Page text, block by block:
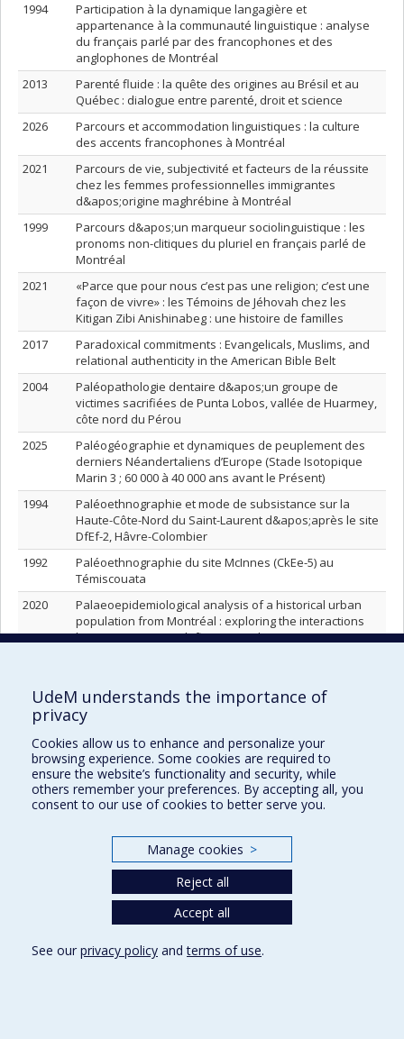
1994
Participation à la dynamique langagière et
appartenance à la communauté linguistique : analyse
du français parlé par des francophones et des
anglophones de Montréal
2013
Parenté fluide : la quête des origines au Brésil et au
Québec : dialogue entre parenté, droit et science
2026
Parcours et accommodation linguistiques : la culture
des accents francophones à Montréal
2021
Parcours de vie, subjectivité et facteurs de la réussite
chez les femmes professionnelles immigrantes
d&apos;origine maghrébine à Montréal
1999
Parcours d&apos;un marqueur sociolinguistique : les
pronoms non-clitiques du pluriel en français parlé de
Montréal
2021
«Parce que pour nous c’est pas une religion; c’est une
façon de vivre» : les Témoins de Jéhovah chez les
Kitigan Zibi Anishinabeg : une histoire de familles
2017
Paradoxical commitments : Evangelicals, Muslims, and
relational authenticity in the American Bible Belt
2004
Paléopathologie dentaire d&apos;un groupe de
victimes sacrifiées de Punta Lobos, vallée de Huarmey,
côte nord du Pérou
2025
Paléogéographie et dynamiques de peuplement des
derniers Néandertaliens d’Europe (Stade Isotopique
Marin 3 ; 60 000 à 40 000 ans avant le Présent)
1994
Paléoethnographie et mode de subsistance sur la
Haute-Côte-Nord du Saint-Laurent d&apos;après le site
DfEf-2, Hâvre-Colombier
1992
Paléoethnographie du site McInnes (CkEe-5) au
Témiscouata
2020
Palaeoepidemiological analysis of a historical urban
population from Montréal : exploring the interactions
between vitamin D deficiency and various
Gouvernementale d&apos;aide au développement ou
l&apos;expression d&apos;un pouvoir politique
transnational
2004
Outil d&apos;évaluation de la représentation de la
poitrine féminine
1999
Oublier le corps : les dynamiques du corps féminin et
de la pilule anovulante : une étude ethnographique
Ossements humains dans l’outillage maya : chaîne
opératoire et provenance d’un dépôt osseux d’Ucanal,
Originalité culturelle au Sylvicole moyen sur le site de
Pointe-du-Gouvernement, Haut-Richelieu, Québec
2005
Organisations sociales indiennes, médiateurs culturels
UdeM understands the importance of
privacy
Cookies allow us to enhance and personalize your
browsing experience. Some cookies are required to
ensure the website’s functionality and security, while
others remember your preferences. By accepting all, you
consent to our use of cookies to better serve you.
Manage cookies >
Reject all
Accept all
See our privacy policy andterms of use.